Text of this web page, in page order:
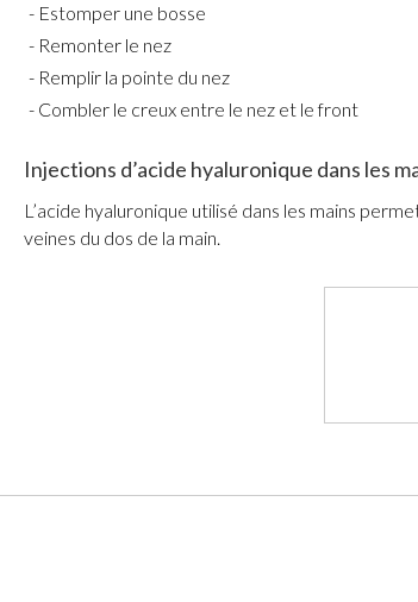
Estomper une bosse
Remonter le nez
Remplir la pointe du nez
Combler le creux entre le nez et le front
Injections d’acide hyaluronique dans les
L’acide hyaluronique utilisé dans les mains
veines du dos de la main.